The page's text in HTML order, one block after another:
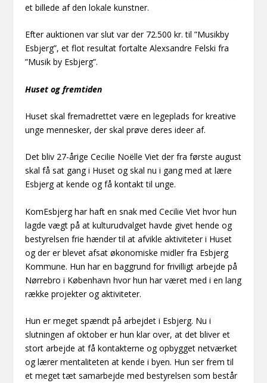
et billede af den lokale kunstner.
Efter auktionen var slut var der 72.500 kr. til ”Musikby
Esbjerg”, et flot resultat fortalte Alexsandre Felski fra
”Musik by Esbjerg”.
Huset og fremtiden
Huset skal fremadrettet være en legeplads for kreative
unge mennesker, der skal prøve deres ideer af.
Det bliv 27-årige Cecilie Noëlle Viet der fra første august
skal få sat gang i Huset og skal nu i gang med at lære
Esbjerg at kende og få kontakt til unge.
KomEsbjerg har haft en snak med Cecilie Viet hvor hun
lagde vægt på at kulturudvalget havde givet hende og
bestyrelsen frie hænder til at afvikle aktiviteter i Huset
og der er blevet afsat økonomiske midler fra Esbjerg
Kommune. Hun har en baggrund for frivilligt arbejde på
Nørrebro i København hvor hun har været med i en lang
række projekter og aktiviteter.
Hun er meget spændt på arbejdet i Esbjerg. Nu i
slutningen af oktober er hun klar over, at det bliver et
stort arbejde at få kontakterne og opbygget netværket
og lærer mentaliteten at kende i byen. Hun ser frem til
et meget tæt samarbejde med bestyrelsen som består